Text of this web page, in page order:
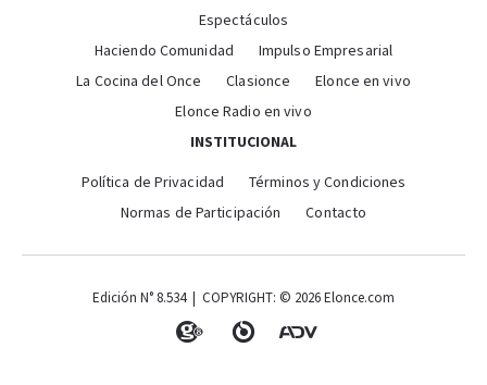
Espectáculos
Haciendo Comunidad
Impulso Empresarial
La Cocina del Once
Clasionce
Elonce en vivo
Elonce Radio en vivo
INSTITUCIONAL
Política de Privacidad
Términos y Condiciones
Normas de Participación
Contacto
Edición N° 8.534 | COPYRIGHT: © 2026 Elonce.com